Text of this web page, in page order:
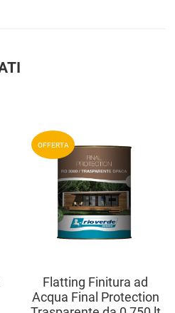
Aggiungi ai preferiti
compara prodotti
Vista anteprima
OFFERTA
Flatting Finitura ad
Acqua Final Protection